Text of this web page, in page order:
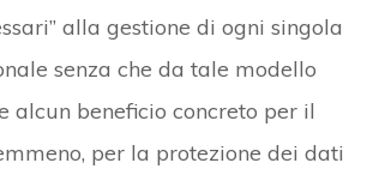
alla gestione di ogni singola
senza che da tale modello
alcun beneficio concreto per il
per la protezione dei dati